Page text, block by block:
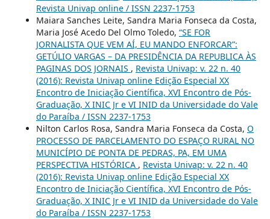
Revista Univap online / ISSN 2237-1753
Maiara Sanches Leite, Sandra Maria Fonseca da Costa,
Maria José Acedo Del Olmo Toledo, “SE FOR
JORNALISTA QUE VEM AÍ, EU MANDO ENFORCAR”:
GETÚLIO VARGAS – DA PRESIDÊNCIA DA REPUBLICA ÀS
PAGINAS DOS JORNAIS , Revista Univap: v. 22 n. 40
(2016): Revista Univap online Edição Especial XX
Encontro de Iniciação Científica, XVI Encontro de Pós-
Graduação, X INIC Jr e VI INID da Universidade do Vale
do Paraíba / ISSN 2237-1753
Nilton Carlos Rosa, Sandra Maria Fonseca da Costa, O
PROCESSO DE PARCELAMENTO DO ESPAÇO RURAL NO
MUNICÍPIO DE PONTA DE PEDRAS, PA, EM UMA
PERSPECTIVA HISTÓRICA , Revista Univap: v. 22 n. 40
(2016): Revista Univap online Edição Especial XX
Encontro de Iniciação Científica, XVI Encontro de Pós-
Graduação, X INIC Jr e VI INID da Universidade do Vale
do Paraíba / ISSN 2237-1753